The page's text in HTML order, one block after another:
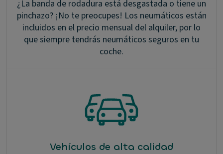
¿La banda de rodadura está desgastada o tiene un
pinchazo? ¡No te preocupes! Los neumáticos están
incluidos en el precio mensual del alquiler, por lo
que siempre tendrás neumáticos seguros en tu
coche.
Vehículos de alta calidad